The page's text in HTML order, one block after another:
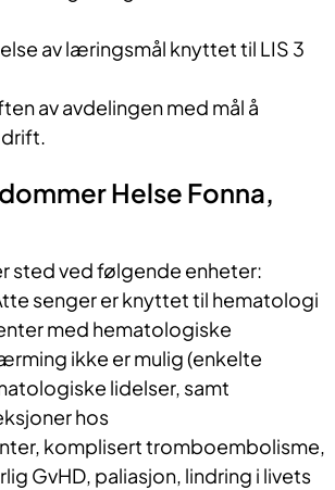
av læringsmål knyttet til LIS 3
av avdelingen med mål å
Helse Fonna,
sted ved følgende enheter:
senger er knyttet til hematologi
med hematologiske
ikke er mulig (enkelte
lidelser, samt
hos
komplisert tromboembolisme,
GvHD, paliasjon, lindring i livets